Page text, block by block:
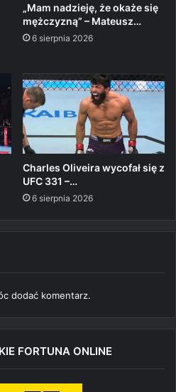
„Mam nadzieję, że okaże się
mężczyzną” – Mateusz…
6 sierpnia 2026
Charles Oliveira wycofał się z
UFC 331 –…
6 sierpnia 2026
dodać komentarz.
FORTUNA ONLINE